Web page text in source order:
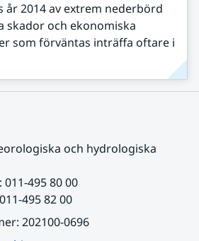
år 2014 av extrem nederbörd
skador och ekonomiska
som förväntas inträffa oftare i
och hydrologiska
495 80 00
495 82 00
202100-0696